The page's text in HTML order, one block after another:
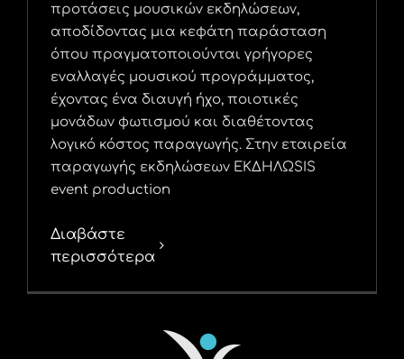
προτάσεις μουσικών εκδηλώσεων,
αποδίδοντας μια κεφάτη παράσταση
όπου πραγματοποιούνται γρήγορες
εναλλαγές μουσικού προγράμματος,
έχοντας ένα διαυγή ήχο, ποιοτικές
μονάδων φωτισμού και διαθέτοντας
λογικό κόστος παραγωγής. Στην εταιρεία
παραγωγής εκδηλώσεων ΕΚΔΗΛΩSIS
event production
Διαβάστε
περισσότερα